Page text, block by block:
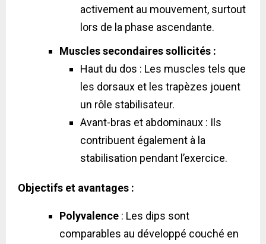
activement au mouvement, surtout
lors de la phase ascendante.
Muscles secondaires sollicités :
Haut du dos : Les muscles tels que
les dorsaux et les trapèzes jouent
un rôle stabilisateur.
Avant-bras et abdominaux : Ils
contribuent également à la
stabilisation pendant l’exercice.
Objectifs et avantages :
Polyvalence : Les dips sont
comparables au développé couché en